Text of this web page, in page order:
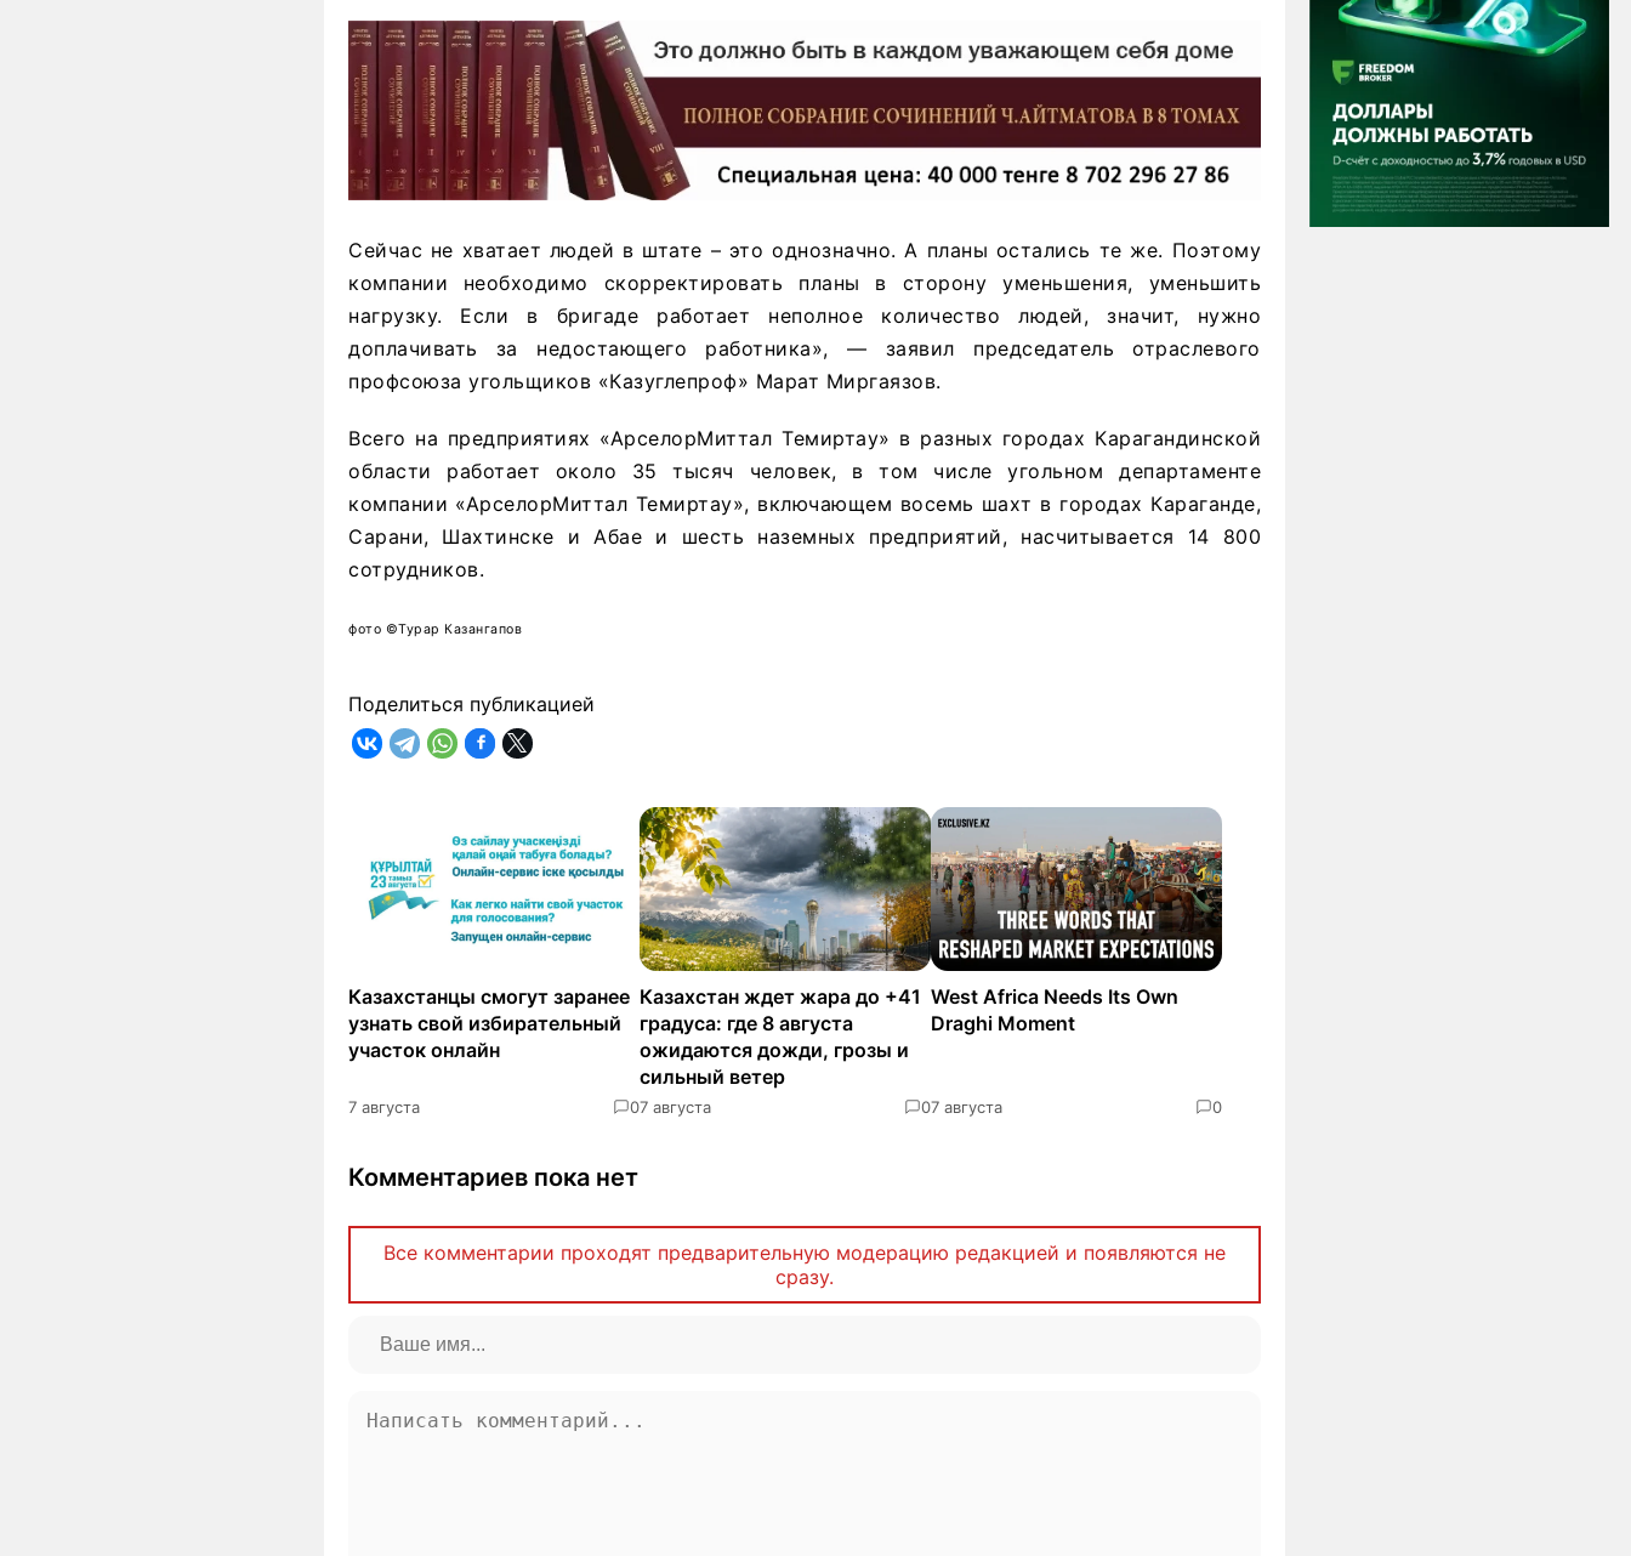
Сейчас не хватает людей в штате – это однозначно. А планы остались те же. Поэтому
компании необходимо скорректировать планы в сторону уменьшения, уменьшить
нагрузку. Если в бригаде работает неполное количество людей, значит, нужно
доплачивать за недостающего работника», — заявил председатель отраслевого
профсоюза угольщиков «Казуглепроф» Марат Миргаязов.
Всего на предприятиях «АрселорМиттал Темиртау» в разных городах Карагандинской
области работает около 35 тысяч человек, в том числе угольном департаменте
компании «АрселорМиттал Темиртау», включающем восемь шахт в городах Караганде,
Сарани, Шахтинске и Абае и шесть наземных предприятий, насчитывается 14 800
сотрудников.
фото ©Турар Казангапов
Поделиться публикацией
Казахстанцы смогут заранее
узнать свой избирательный
участок онлайн
7 августа 0
Казахстан ждет жара до +41
градуса: где 8 августа
ожидаются дожди, грозы и
сильный ветер
7 августа 0
West Africa Needs Its Own
Draghi Moment
7 августа 0
Комментариев пока нет
Все комментарии проходят предварительную модерацию редакцией и появляются не
сразу.